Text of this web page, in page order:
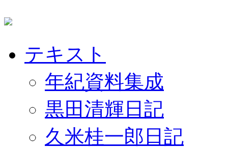
テキスト
年紀資料集成
黒田清輝日記
久米桂一郎日記